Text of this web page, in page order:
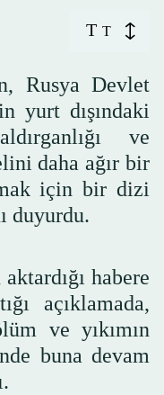
T T
Rusya Devlet
yurt dışındaki
ve
daha ağır bir
için bir dizi
duyurdu.
habere
açıklamada,
ve yıkımın
buna devam